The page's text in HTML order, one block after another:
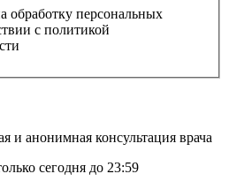
обработку персональных
с политикой
и анонимная консультация врача
сегодня до 23:59